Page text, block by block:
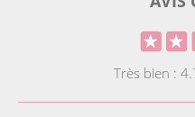
Très bien :